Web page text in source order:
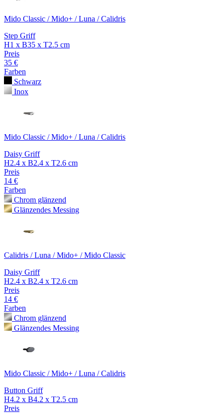
Mido Classic / Mido+ / Luna / Calidris
Step Griff
H1 x B35 x T2.5 cm
Preis
35 €
Farben
Schwarz
Inox
Mido Classic / Mido+ / Luna / Calidris
Daisy Griff
H2.4 x B2.4 x T2.6 cm
Preis
14 €
Farben
Chrom glänzend
Glänzendes Messing
Calidris / Luna / Mido+ / Mido Classic
Daisy Griff
H2.4 x B2.4 x T2.6 cm
Preis
14 €
Farben
Chrom glänzend
Glänzendes Messing
Mido Classic / Mido+ / Luna / Calidris
Button Griff
H4.2 x B4.2 x T2.5 cm
Preis